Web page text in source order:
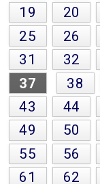
19
20
25
26
31
32
37
38
43
44
49
50
55
56
61
62